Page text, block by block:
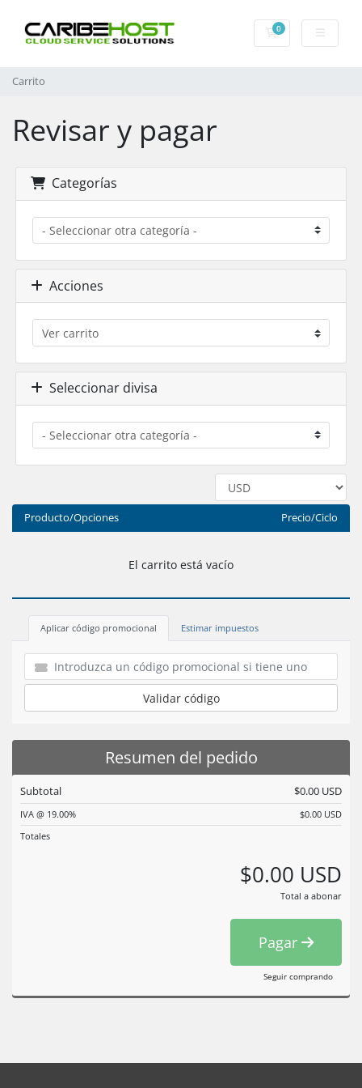
0Carrito
Carrito
Revisar y pagar
Categorías
Acciones
Seleccionar divisa
Producto/Opciones Precio/Ciclo
El carrito está vacío
Aplicar código promocional Estimar impuestos
Validar código
Resumen del pedido
Subtotal $0.00 USD
IVA @ 19.00%
$0.00 USD
Totales
$0.00 USD
Total a abonar
Pagar
Seguir comprando